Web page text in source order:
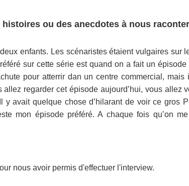
ou des anecdotes à nous
enfants. Les scénaristes étaient vulgaires sur
sur cette série est quand on a fait un épisode
pour atterrir dan un centre commercial, mais
regarder cet épisode aujourd’hui, vous allez
y avait quelque chose d’hilarant de voir ce gros
mon épisode préféré. A chaque fois qu’on
nous avoir permis d'effectuer l'interview.